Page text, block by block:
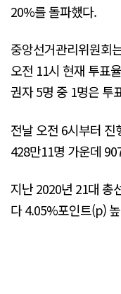
20%를 돌파했다.
중앙선거관리위원회
오전 11시 현재 투표
권자 5명 중 1명은 투
전날 오전 6시부터
428만11명 가운데
지난 2020년 21대 총
다 4.05%포인트(p)